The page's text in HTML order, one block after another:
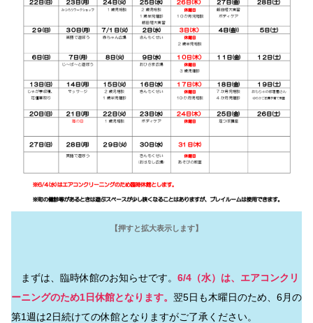
【押すと拡大表示します】
まずは、臨時休館のお知らせです。 6/4（水）は、エアコンクリ
ーニングのため1日休館となります。 翌5日も木曜日のため、6月の
第1週は2日続けての休館となりますがご了承ください。